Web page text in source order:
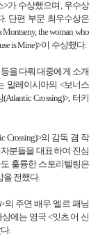
>가 수상했으며 우수상
. 단편 부문 최우수상은
Montseny, the woman who
is Mine)>이 수상했다.
을 다뤄 대중에게 소개
말레이시아의 <보너스
(Atlantic Crossing)>, 터키
Crossing)>의 감독 겸 작
분들을 대표하여 진심
훌륭한 스토리텔링은
을 전했다.
의 주연 배우 엘르 패닝
상에는 영국 <잇츠 어 신
.